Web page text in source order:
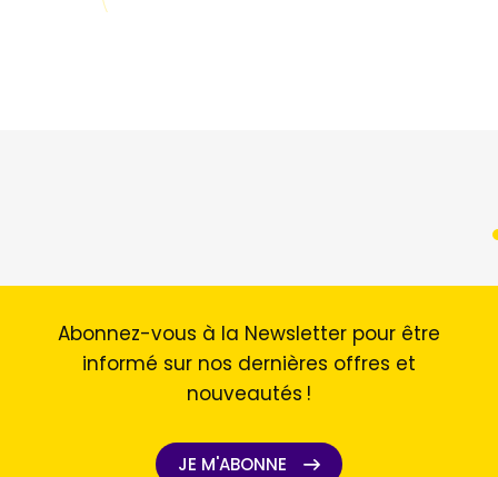
Abonnez-vous à la Newsletter pour être
informé sur nos dernières offres et
nouveautés !
JE M'ABONNE